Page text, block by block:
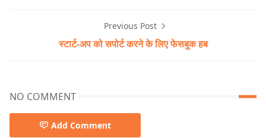
Previous Post
स्टार्ट-अप को सपोर्ट करने के लिए फेसबुक हब
NO COMMENT
Add Comment